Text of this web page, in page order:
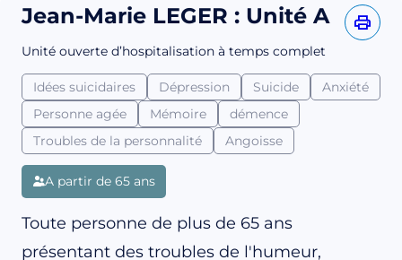
Jean-Marie LEGER : Unité A
Unité ouverte d’hospitalisation à temps complet
Idées suicidaires Dépression Suicide
Anxiété
Personne agée
Mémoire
démence
Troubles de la personnalité
Angoisse
A partir de 65 ans
Toute personne de plus de 65 ans
présentant des troubles de l'humeur,